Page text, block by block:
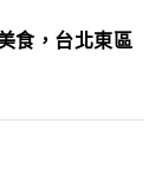
食，台北東區